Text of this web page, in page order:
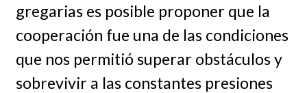
gregarias es posible proponer que la
cooperación fue una de las condiciones
que nos permitió superar obstáculos y
sobrevivir a las constantes presiones